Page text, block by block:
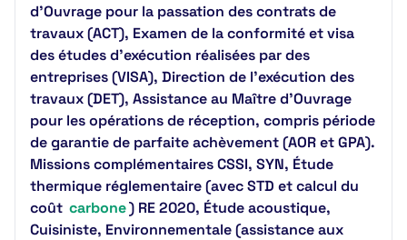
d’Ouvrage pour la passation des contrats de
travaux (ACT), Examen de la conformité et visa
des études d’exécution réalisées par des
entreprises (VISA), Direction de l’exécution des
travaux (DET), Assistance au Maître d’Ouvrage
pour les opérations de réception, compris période
de garantie de parfaite achèvement (AOR et GPA).
Missions complémentaires CSSI, SYN, Étude
thermique réglementaire (avec STD et calcul du
coût carbone) RE 2020, Étude acoustique,
Cuisiniste, Environnementale (assistance aux